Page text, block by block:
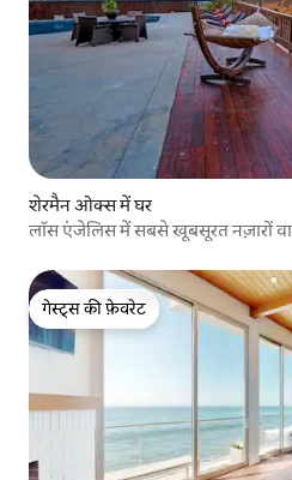
शेरमैन ओक्स में घर
लॉस एंजेलिस में सबसे खूबसूरत नज़ारों
गेस्ट्स की फ़ेवरेट
गेस्ट्स की फ़ेवरेट